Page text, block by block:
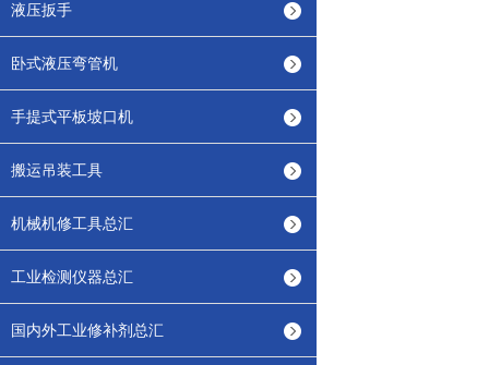
液压扳手
卧式液压弯管机
手提式平板坡口机
搬运吊装工具
机械机修工具总汇
工业检测仪器总汇
国内外工业修补剂总汇